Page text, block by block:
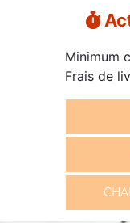
Minimum
Frais de